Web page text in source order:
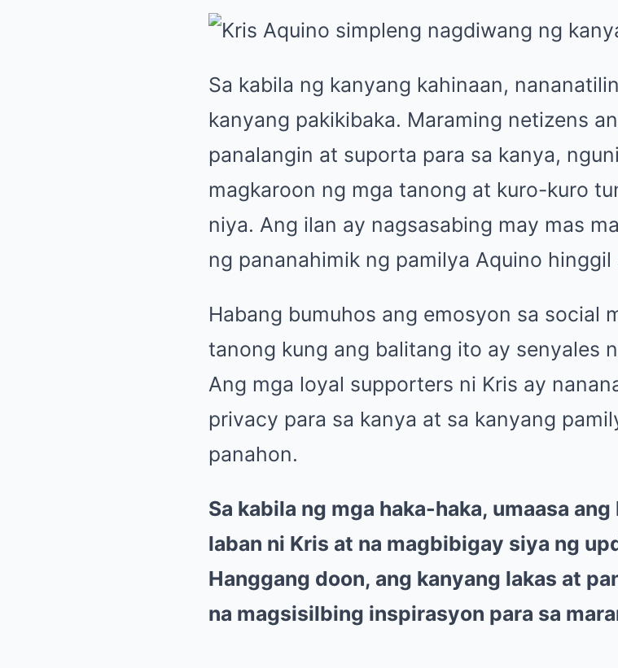
Sa kabila ng kanyang kahinaan,
kanyang pakikibaka. Maraming netizens
panalangin at suporta para sa kanya,
magkaroon ng mga tanong at kuro-kuro
niya. Ang ilan ay nagsasabing may mas
ng pananahimik ng pamilya Aquino
Habang bumuhos ang emosyon sa social
tanong kung ang balitang ito ay senyales
Ang mga loyal supporters ni Kris ay
privacy para sa kanya at sa kanyang
panahon.
Sa kabila ng mga haka-haka, umaasa
laban ni Kris at na magbibigay siya ng
Hanggang doon, ang kanyang lakas at
na magsisilbing inspirasyon para sa